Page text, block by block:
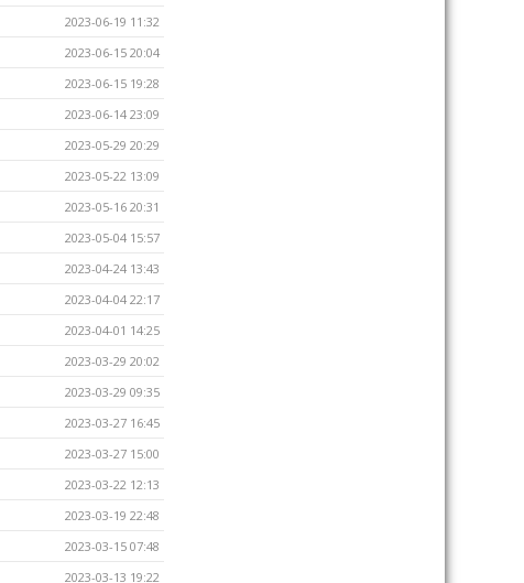
2023-06-19 11:32
2023-06-15 20:04
2023-06-15 19:28
2023-06-14 23:09
2023-05-29 20:29
2023-05-22 13:09
2023-05-16 20:31
2023-05-04 15:57
2023-04-24 13:43
2023-04-04 22:17
2023-04-01 14:25
2023-03-29 20:02
2023-03-29 09:35
2023-03-27 16:45
2023-03-27 15:00
2023-03-22 12:13
2023-03-19 22:48
2023-03-15 07:48
2023-03-13 19:22